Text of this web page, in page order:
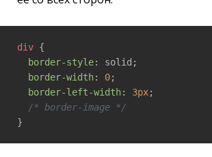
div {
border-style: solid;
border-width: 0;
border-left-width: 3px;
/* border-image */